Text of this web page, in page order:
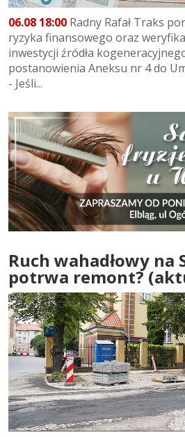
06.08 18:00 Radny Rafał Traks
ryzyka finansowego oraz
inwestycji źródła
postanowienia Aneksu nr 4 do
- Jeśli...
Ruch wahadłowy na
potrwa remont?